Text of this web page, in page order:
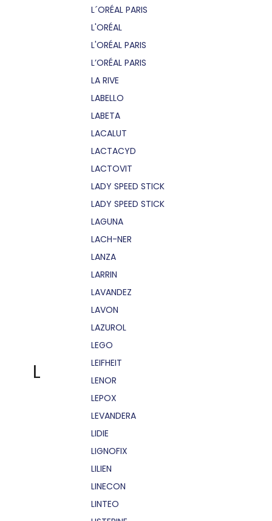
L
L´ORÉAL PARIS
L'ORÉAL
L'ORÉAL PARIS
L’ORÉAL PARIS
LA RIVE
LABELLO
LABETA
LACALUT
LACTACYD
LACTOVIT
LADY SPEED STICK
LADY SPEED STICK
LAGUNA
LACH-NER
LANZA
LARRIN
LAVANDEZ
LAVON
LAZUROL
LEGO
LEIFHEIT
LENOR
LEPOX
LEVANDERA
LIDIE
LIGNOFIX
LILIEN
LINECON
LINTEO